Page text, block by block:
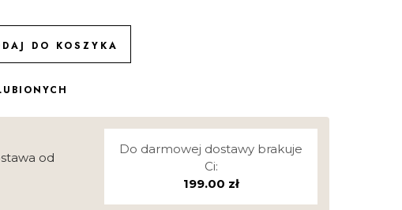
DO KOSZYKA
od
Do darmowej dostawy brakuje
Ci:
199.00 zł